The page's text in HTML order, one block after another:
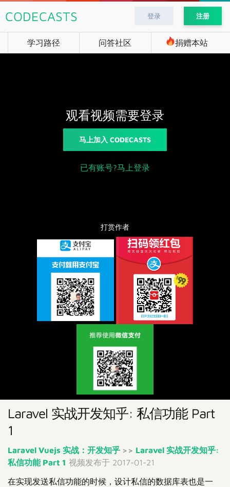
CODECASTS 登录 注册
学习路径 问答社区 捐赠本站
观看视频需要登录
马上加入 CODECASTS
已有账号?马上登录
打赏作者
Laravel 实战开发知乎: 私信功能 Part
1
Laravel Vuejs 实战：开发知乎 >> Laravel 实战开发知乎:
私信功能 Part 1 视频发布于 2017-01-21
在实现发送私信功能的时候，设计私信的数据库表也是一